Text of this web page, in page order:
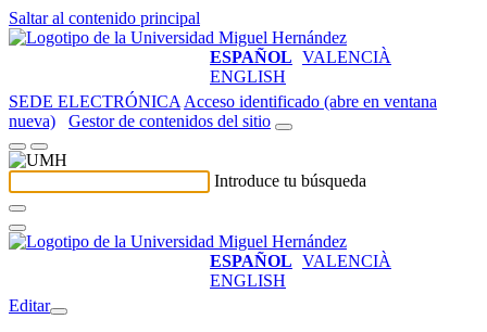
Saltar al contenido principal
ESPAÑOL VALENCIÀ
ENGLISH
SEDE ELECTRÓNICA Acceso identificado (abre en ventana
nueva)
Gestor de contenidos del sitio
Introduce tu búsqueda
ESPAÑOL VALENCIÀ
ENGLISH
Editar